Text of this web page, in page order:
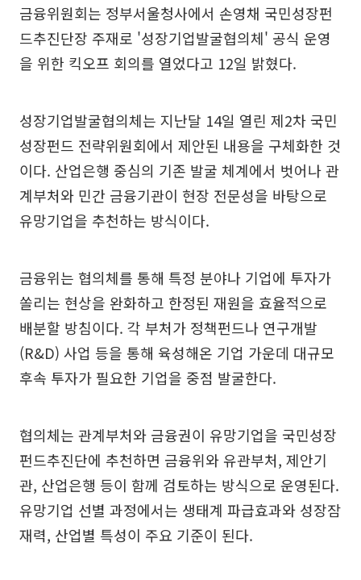
금융위원회는 정부서울청사에서 손영채 국민성장펀
드추진단장 주재로 '성장기업발굴협의체' 공식 운영
을 위한 킥오프 회의를 열었다고 12일 밝혔다.
성장기업발굴협의체는 지난달 14일 열린 제2차 국민
성장펀드 전략위원회에서 제안된 내용을 구체화한 것
이다. 산업은행 중심의 기존 발굴 체계에서 벗어나 관
계부처와 민간 금융기관이 현장 전문성을 바탕으로
유망기업을 추천하는 방식이다.
금융위는 협의체를 통해 특정 분야나 기업에 투자가
쏠리는 현상을 완화하고 한정된 재원을 효율적으로
배분할 방침이다. 각 부처가 정책펀드나 연구개발
(R&D) 사업 등을 통해 육성해온 기업 가운데 대규모
후속 투자가 필요한 기업을 중점 발굴한다.
협의체는 관계부처와 금융권이 유망기업을 국민성장
펀드추진단에 추천하면 금융위와 유관부처, 제안기
관, 산업은행 등이 함께 검토하는 방식으로 운영된다.
유망기업 선별 과정에서는 생태계 파급효과와 성장잠
재력, 산업별 특성이 주요 기준이 된다.